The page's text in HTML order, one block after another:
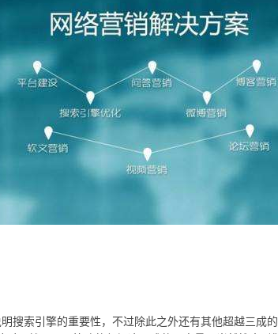
索引擎的重要性，不过除此之外还有其他超越三成